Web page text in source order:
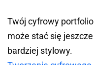
Twój cyfrowy portfolio
może stać się jeszcze
bardziej stylowy.